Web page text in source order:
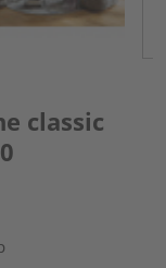
classic